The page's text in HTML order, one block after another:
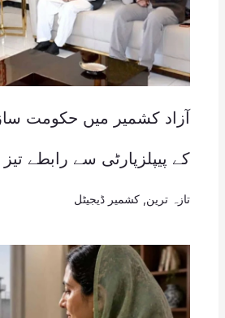
آزاد کشمیر میں حکومت
کے پیپلزپارٹی سے رابطے تیز
تازہ ترین کشمیر ڈیجیٹل